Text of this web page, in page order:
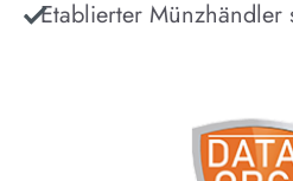
Etablierter Münzhändler